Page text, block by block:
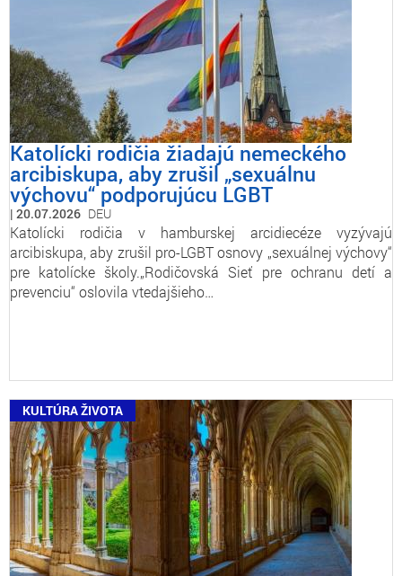
Katolícki rodičia žiadajú nemeckého
arcibiskupa, aby zrušil „sexuálnu
výchovu“ podporujúcu LGBT
20.07.2026 DEU
Katolícki rodičia v hamburskej arcidiecéze vyzývajú
arcibiskupa, aby zrušil pro-LGBT osnovy „sexuálnej výchovy“
pre katolícke školy.„Rodičovská Sieť pre ochranu detí a
prevenciu“ oslovila vtedajšieho…
KULTÚRA ŽIVOTA